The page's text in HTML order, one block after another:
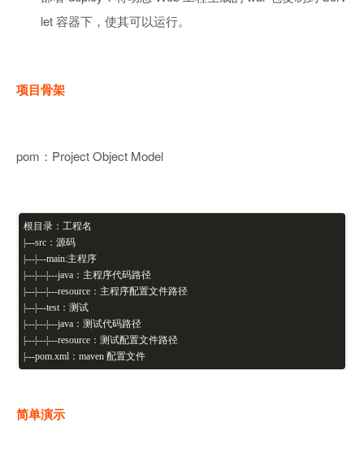
let 容器下，使其可以运行。
项目骨架
pom：Project Object Model
根目录：工程名
|---src：源码
---|---main:主程序
---|---|---java：主程序代码路径
|---|---|---resource：主程序配置文件路径
---|---test：测试
---|---|---java：测试代码路径
|---|---|---resource：测试配置文件路径
---pom.xml：maven 配置文件
简单演示